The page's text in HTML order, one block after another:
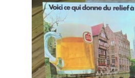
Ouvrages
Publicité